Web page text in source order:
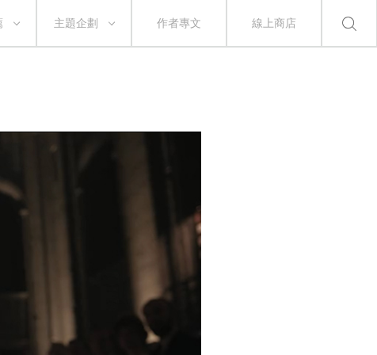
主題企劃 作者專文 線上商店